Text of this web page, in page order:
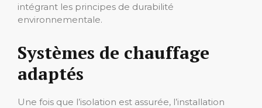
intégrant les principes de durabilité
environnementale.
Systèmes de chauffage
adaptés
Une fois que l’isolation est assurée, l’installation